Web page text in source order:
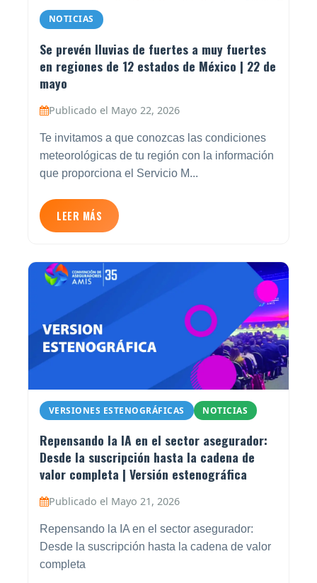
NOTICIAS
Se prevén lluvias de fuertes a muy fuertes
en regiones de 12 estados de México | 22 de
mayo
Publicado el Mayo 22, 2026
Te invitamos a que conozcas las condiciones
meteorológicas de tu región con la información
que proporciona el Servicio M...
LEER MÁS
VERSIONES ESTENOGRÁFICAS NOTICIAS
Repensando la IA en el sector asegurador:
Desde la suscripción hasta la cadena de
valor completa | Versión estenográfica
Publicado el Mayo 21, 2026
Repensando la IA en el sector asegurador:
Desde la suscripción hasta la cadena de valor
completa